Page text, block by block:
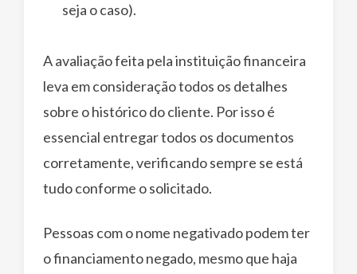
seja o caso).
A avaliação feita pela instituição financeira
leva em consideração todos os detalhes
sobre o histórico do cliente. Por isso é
essencial entregar todos os documentos
corretamente, verificando sempre se está
tudo conforme o solicitado.
Pessoas com o nome negativado podem ter
o financiamento negado, mesmo que haja